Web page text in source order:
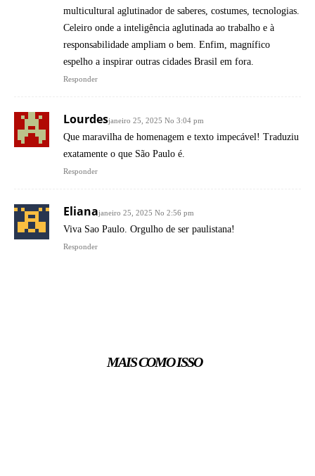
multicultural aglutinador de saberes, costumes, tecnologias.
Celeiro onde a inteligência aglutinada ao trabalho e à
responsabilidade ampliam o bem. Enfim, magnífico
espelho a inspirar outras cidades Brasil em fora.
Responder
Lourdesjaneiro 25, 2025 No 3:04 pm
Que maravilha de homenagem e texto impecável! Traduziu
exatamente o que São Paulo é.
Responder
Elianajaneiro 25, 2025 No 2:56 pm
Viva Sao Paulo. Orgulho de ser paulistana!
Responder
MAIS COMO ISSO